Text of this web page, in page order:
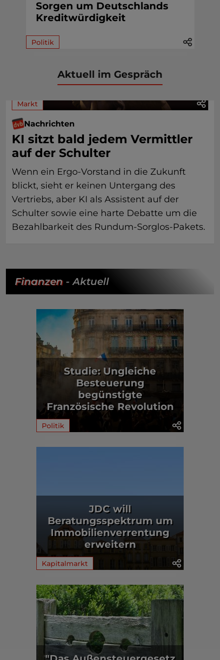
Sorgen um Deutschlands
Kreditwürdigkeit
Politik
Aktuell im Gespräch
Markt
Nachrichten
KI sitzt bald jedem Vermittler
auf der Schulter
Wenn ein Ergo-Vorstand in die Zukunft
blickt, sieht er keinen Untergang des
Vertriebs, aber KI als Assistent auf der
Schulter sowie eine harte Debatte um die
Bezahlbarkeit des Rundum-Sorglos-Pakets.
Finanzen- Aktuell
Studie: Ungleiche
Besteuerung
begünstigte
Französische Revolution
Politik
JDC will
Beratungsspektrum um
Immobilienverrentung
erweitern
Kapitalmarkt